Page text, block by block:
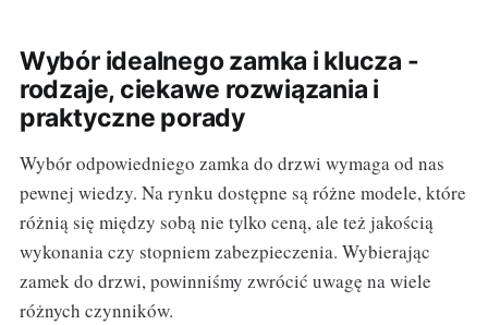
Wybór idealnego zamka i klucza -
rodzaje, ciekawe rozwiązania i
praktyczne porady
Wybór odpowiedniego zamka do drzwi wymaga od nas
pewnej wiedzy. Na rynku dostępne są różne modele, które
różnią się między sobą nie tylko ceną, ale też jakością
wykonania czy stopniem zabezpieczenia. Wybierając
zamek do drzwi, powinniśmy zwrócić uwagę na wiele
różnych czynników.